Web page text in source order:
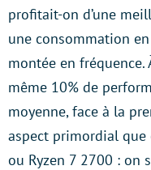
profitait-on d’une
une consommation
montée en fréquence.
même 10% de
moyenne, face à la
aspect primordial que
ou Ryzen 7 2700 :